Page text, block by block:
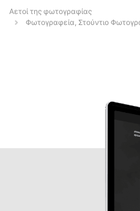
Αετοί της φωτογραφίας
Φωτογραφεία, Στούντιο